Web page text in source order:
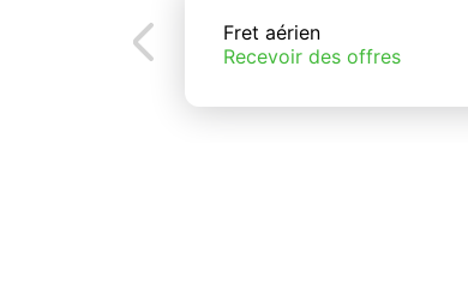
Fret aérien
Recevoir des offres